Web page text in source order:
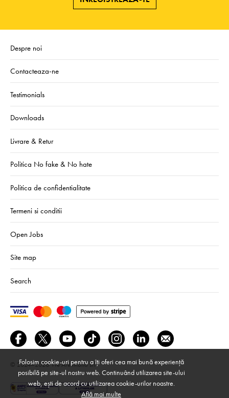
Despre noi
Contacteaza-ne
Testimonials
Downloads
Livrare & Retur
Politica No fake & No hate
Politica de confidentialitate
Termeni si conditii
Open Jobs
Site map
Search
© 2024–2026 We Are Mono srl
Folosim cookie-uri pentru a îți oferi cea mai bună experiență
posibilă pe site-ul nostru web. Continuând utilizarea site-ului
web, ești de acord cu utilizarea cookie-urilor noastre.
Află mai multe